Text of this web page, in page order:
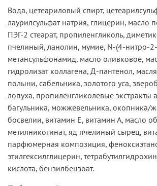
Вода, цетеариловый спирт,
лаурилсульфат натрия, глицерин, масло
ПЭГ-2 стеарат, пропиленгликоль,
пчелиный, ланолин, мумие, N-(4-нитро-
метансульфонамид, масло оливковое,
гидролизат коллагена, Д-пантенол,
полыни, сабельника, золотого уса,
лопуха, пропиленгликолевые экстракты
багульника, можжевельника, окопника/
босвелии, витамин Е, витамин А, масло
метилникотинат, яд пчелиный сырец,
парфюмерная композиция,
этилгексилглицерин,
кислота, бензилбензоат.